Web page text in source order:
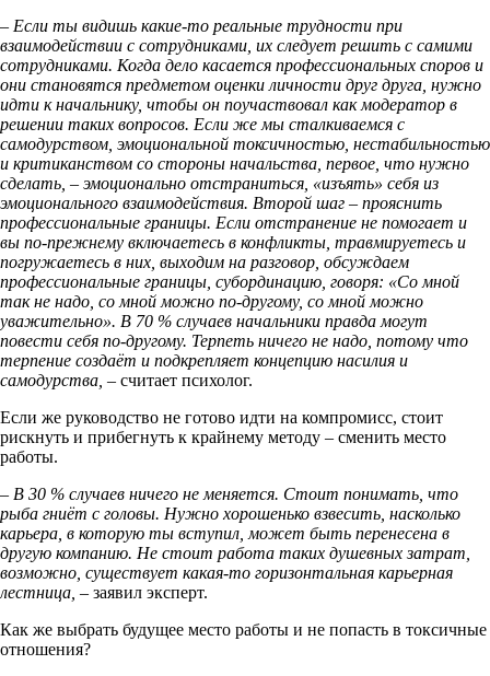
– Если ты видишь какие-то реальные трудности при
взаимодействии с сотрудниками, их следует решить с самими
сотрудниками. Когда дело касается профессиональных споров и
они становятся предметом оценки личности друг друга, нужно
идти к начальнику, чтобы он поучаствовал как модератор в
решении таких вопросов. Если же мы сталкиваемся с
самодурством, эмоциональной токсичностью, нестабильностью
и критиканством со стороны начальства, первое, что нужно
сделать, – эмоционально отстраниться, «изъять» себя из
эмоционального взаимодействия. Второй шаг – прояснить
профессиональные границы. Если отстранение не помогает и
вы по-прежнему включаетесь в конфликты, травмируетесь и
погружаетесь в них, выходим на разговор, обсуждаем
профессиональные границы, субординацию, говоря: «Со мной
так не надо, со мной можно по-другому, со мной можно
уважительно». В 70 % случаев начальники правда могут
повести себя по-другому. Терпеть ничего не надо, потому что
терпение создаёт и подкрепляет концепцию насилия и
самодурства, – считает психолог.
Если же руководство не готово идти на компромисс, стоит
рискнуть и прибегнуть к крайнему методу – сменить место
работы.
– В 30 % случаев ничего не меняется. Стоит понимать, что
рыба гниёт с головы. Нужно хорошенько взвесить, насколько
карьера, в которую ты вступил, может быть перенесена в
другую компанию. Не стоит работа таких душевных затрат,
возможно, существует какая-то горизонтальная карьерная
лестница, – заявил эксперт.
Как же выбрать будущее место работы и не попасть в токсичные
отношения?